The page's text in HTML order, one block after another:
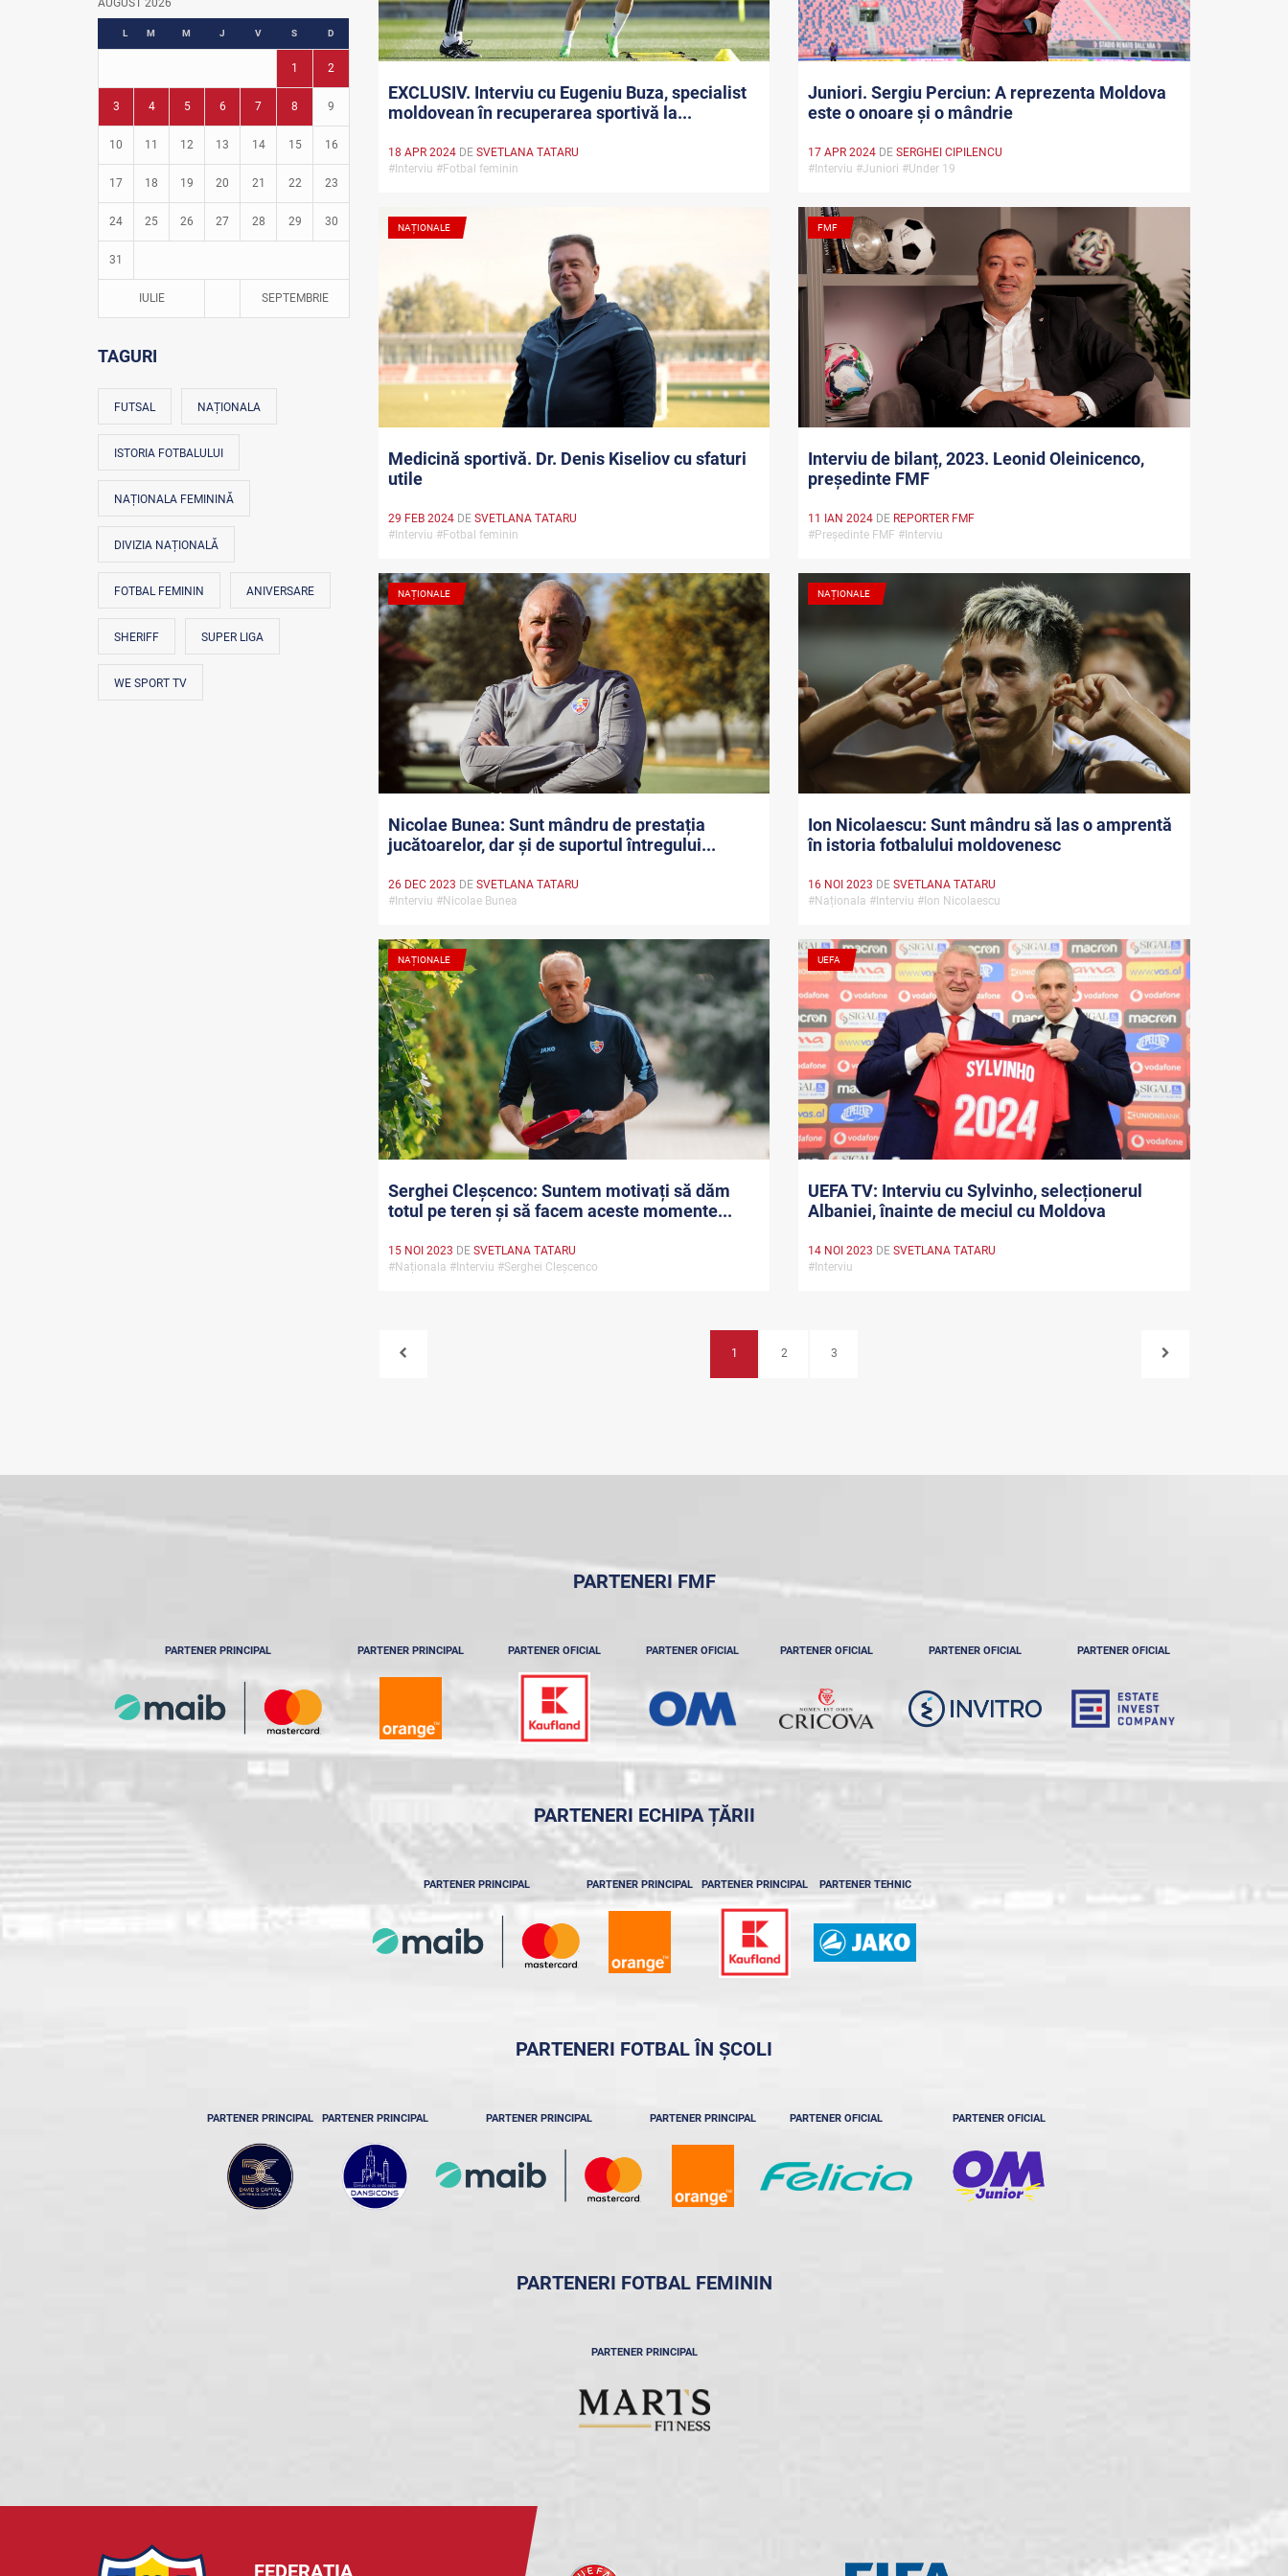
Fotbal în grădinițe
AUGUST 2026
L M M J V S D
1 2
3 4 5 6 7 8 9
10 11 12 13 14 15 16
17 18 19 20 21 22 23
24 25 26 27 28 29 30
31
IULIE SEPTEMBRIE
TAGURI
FUTSAL NAȚIONALA
ISTORIA FOTBALULUI
NAȚIONALA FEMININĂ
DIVIZIA NAȚIONALĂ
FOTBAL FEMININ ANIVERSARE
SHERIFF SUPER LIGA
WE SPORT TV
EXCLUSIV. Interviu cu Eugeniu Buza, specialist
moldovean în recuperarea sportivă la...
18 APR 2024DE SVETLANA TATARU
#Interviu #Fotbal feminin
Juniori. Sergiu Perciun: A reprezenta Moldova
este o onoare și o mândrie
17 APR 2024 DESERGHEI CIPILENCU
#Interviu #Juniori #Under 19
NAȚIONALE
Medicină sportivă. Dr. Denis Kiseliov cu sfaturi
utile
29 FEB 2024DE SVETLANA TATARU
#Interviu #Fotbal feminin
FMF
Interviu de bilanț, 2023. Leonid Oleinicenco,
președinte FMF
11 IAN 2024 DE REPORTER FMF
#Președinte FMF #Interviu
NAȚIONALE
Nicolae Bunea: Sunt mândru de prestația
jucătoarelor, dar și de suportul întregului...
26 DEC 2023 DE SVETLANA TATARU
#Interviu #Nicolae Bunea
NAȚIONALE
Ion Nicolaescu: Sunt mândru să las o amprentă
în istoria fotbalului moldovenesc
16 NOI 2023 DESVETLANA TATARU
#Naționala #Interviu #Ion Nicolaescu
NAȚIONALE
Serghei Cleșcenco: Suntem motivați să dăm
totul pe teren și să facem aceste momente...
15 NOI 2023 DE SVETLANA TATARU
#Naționala #Interviu #Serghei Cleșcenco
UEFA
UEFA TV: Interviu cu Sylvinho, selecționerul
Albaniei, înainte de meciul cu Moldova
14 NOI 2023 DESVETLANA TATARU
#Interviu
1 2 3
PARTENERI FMF
PARTENER PRINCIPAL PARTENER PRINCIPAL PARTENER OFICIAL PARTENER OFICIAL PARTENER OFICIAL PARTENER OFICIAL PARTENER OFICIAL
PARTENERI ECHIPA ȚĂRII
PARTENER PRINCIPAL PARTENER PRINCIPAL PARTENER PRINCIPAL PARTENER TEHNIC
PARTENERI FOTBAL ÎN ȘCOLI
PARTENER PRINCIPAL PARTENER PRINCIPAL PARTENER PRINCIPAL PARTENER PRINCIPAL PARTENER OFICIAL PARTENER OFICIAL
PARTENERI FOTBAL FEMININ
PARTENER PRINCIPAL
FEDERAȚIA